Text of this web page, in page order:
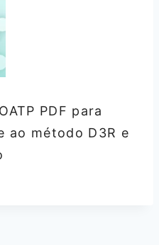
PDF para
ao método D3R e